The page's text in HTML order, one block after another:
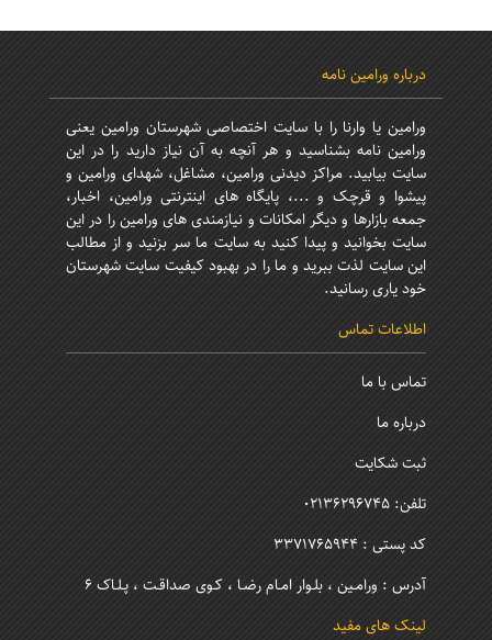
درباره ورامین نامه
ورامین یا وارنا را با سایت اختصاصی شهرستان ورامین یعنی
ورامین نامه بشناسید و هر آنچه به آن نیاز دارید را در این
سایت بیابید. مراکز دیدنی ورامین، مشاغل، شهدای ورامین و
پیشوا و قرچک و ...، پایگاه های اینترنتی ورامین، اخبار،
جمعه بازارها و دیگر امکانات و نیازمندی های ورامین را در این
سایت بخوانید و پیدا کنید به سایت ما سر بزنید و از مطالب
این سایت لذت ببرید و ما را در بهبود کیفیت سایت شهرستان
خود یاری رسانید.
اطلاعات تماس
تماس با ما
درباره ما
ثبت شکایت
تلفن: 02136296745
کد پستی : 3371765944
آدرس : ورامـین ، بلـوار امـام رضـا ، کـوی صداقـت ، پـلـاک 6
لینک های مفید